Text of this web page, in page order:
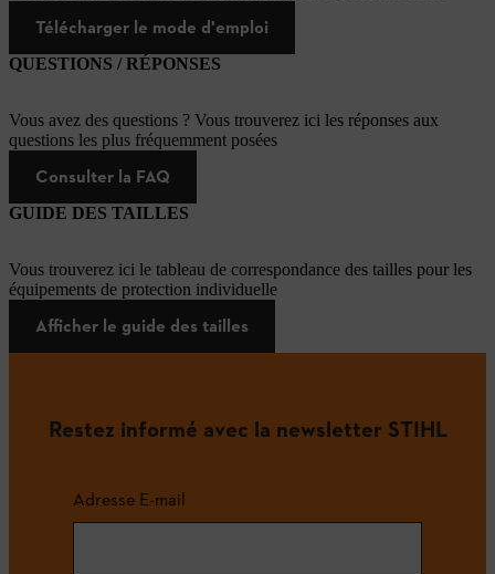
Télécharger le mode d'emploi
QUESTIONS / RÉPONSES
Vous avez des questions ? Vous trouverez ici les réponses aux
questions les plus fréquemment posées
Consulter la FAQ
GUIDE DES TAILLES
Vous trouverez ici le tableau de correspondance des tailles pour les
équipements de protection individuelle
Afficher le guide des tailles
Restez informé avec la newsletter STIHL
Adresse E-mail